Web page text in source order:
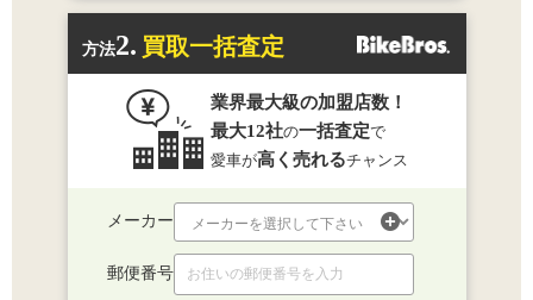
方法2. 買取一括査定
業界最大級の加盟店数！
最大12社の一括査定で
愛車が高く売れるチャンス
メーカー
郵便番号